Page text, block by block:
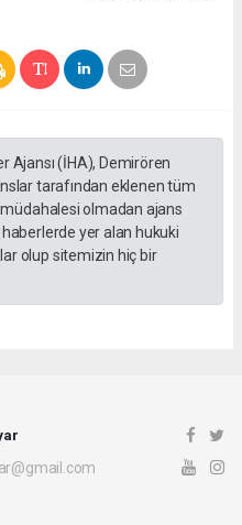
Ajansı (İHA), Demirören
tarafından eklenen tüm
olmadan ajans
yer alan hukuki
olup sitemizin hiç bir